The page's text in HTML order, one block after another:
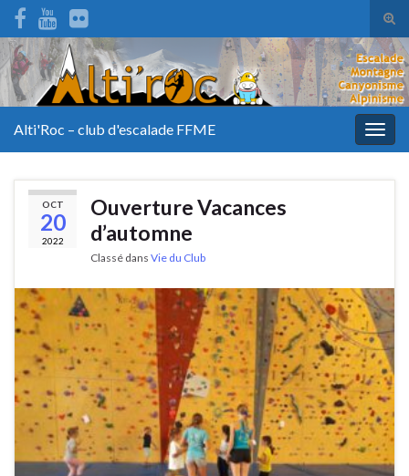
Alti'Roc – club d'escalade FFME
OCT
20
2022
Ouverture Vacances
d’automne
Classé dans Vie du Club